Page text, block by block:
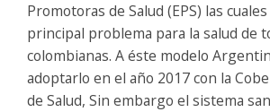
Promotoras de Salud (EPS) las
principal problema para la salud de
colombianas. A éste modelo
adoptarlo en el año 2017 con la
de Salud, Sin embargo el sistema